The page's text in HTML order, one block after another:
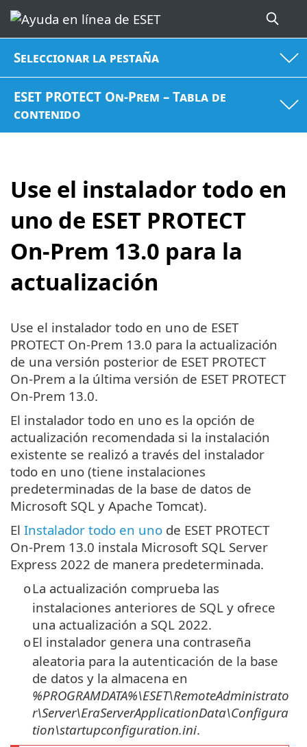
Seleccionar la pestaña
ESET PROTECT On-Prem – Tabla de
contenido
Use el instalador todo en
uno de ESET PROTECT
On-Prem 13.0 para la
actualización
Use el instalador todo en uno de ESET
PROTECT On-Prem 13.0 para la actualización
de una versión posterior de ESET PROTECT
On-Prem a la última versión de ESET PROTECT
On-Prem 13.0.
El instalador todo en uno es la opción de
actualización recomendada si la instalación
existente se realizó a través del instalador
todo en uno (tiene instalaciones
predeterminadas de la base de datos de
Microsoft SQL y Apache Tomcat).
El Instalador todo en uno de ESET PROTECT
On-Prem 13.0 instala Microsoft SQL Server
Express 2022 de manera predeterminada.
oLa actualización comprueba las
instalaciones anteriores de SQL y ofrece
una actualización a SQL 2022.
oEl instalador genera una contraseña
aleatoria para la autenticación de la base
de datos y la almacena en
%PROGRAMDATA%\ESET\RemoteAdministrato
r\Server\EraServerApplicationData\Configura
tion\startupconfiguration.ini.